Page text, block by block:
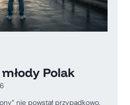
Polak
nie powstał przypadkowo.